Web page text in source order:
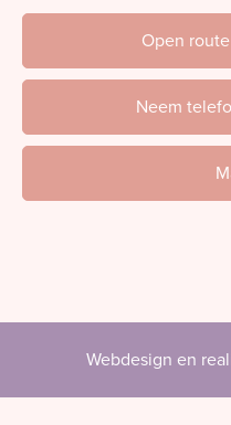
Open
Neem
Webdesign en